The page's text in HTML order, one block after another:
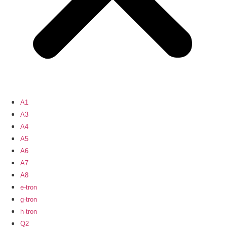
A1
A3
A4
A5
A6
A7
A8
e-tron
g-tron
h-tron
Q2